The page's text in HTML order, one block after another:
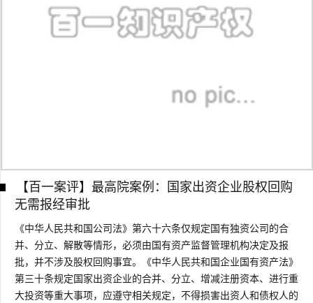
【百一案评】最高院案例：国家出资企业股权回购
无需报经审批
《中华人民共和国公司法》第六十六条仅规定国有独资公司的合
并、分立、解散等情形，必须由国有资产监督管理机构决定及报
批，并不涉及股权回购事宜。《中华人民共和国企业国有资产法》
第三十条规定国家出资企业的合并、分立、增减注册资本、进行重
大投资等重大事项，应遵守相关规定，不得损害出资人和债权人的